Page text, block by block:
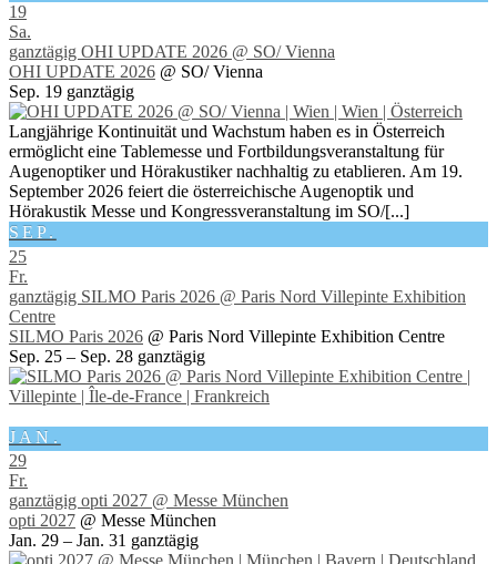
19
Sa.
ganztägig OHI UPDATE 2026 @ SO/ Vienna
OHI UPDATE 2026 @ SO/ Vienna
Sep. 19 ganztägig
Langjährige Kontinuität und Wachstum haben es in Österreich
ermöglicht eine Tablemesse und Fortbildungsveranstaltung für
Augenoptiker und Hörakustiker nachhaltig zu etablieren. Am 19.
September 2026 feiert die österreichische Augenoptik und
Hörakustik Messe und Kongressveranstaltung im SO/[...]
SEP.
25
Fr.
ganztägig SILMO Paris 2026 @ Paris Nord Villepinte Exhibition
Centre
SILMO Paris 2026 @ Paris Nord Villepinte Exhibition Centre
Sep. 25 – Sep. 28 ganztägig
JAN.
29
Fr.
ganztägig opti 2027 @ Messe München
opti 2027 @ Messe München
Jan. 29 – Jan. 31 ganztägig